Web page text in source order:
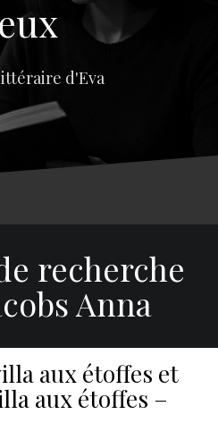
d'Eva
recherche
Anna
aux étoffes et
aux étoffes –